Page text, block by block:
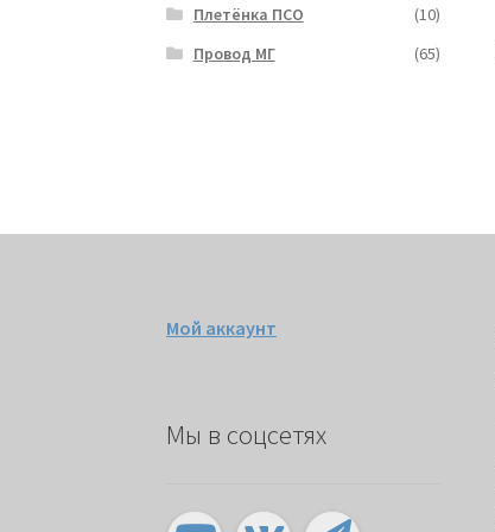
Плетёнка ПСО
(10)
Провод МГ
(65)
Мой аккаунт
Мы в соцсетях